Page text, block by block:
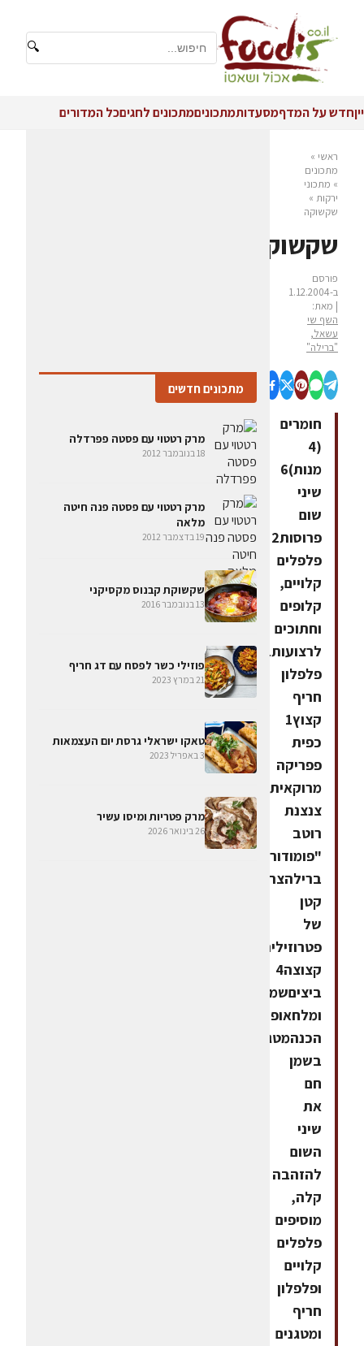
🔍
ייןחדש על המדףמסעדותמתכוניםמתכונים לחגיםכל המדורים
ראשי »
מתכונים
» מתכוני
ירקות »
שקשוקה
שקשוקה
פורסם
ב-1.12.2004
| מאת:
השף שי
עשאל,
"ברילה"
חומרים
(4
מנות)6
שיני
שום
פרוסות2
פלפלים
קלויים,
קלופים
וחתוכים
לרצועות1
פלפלון
חריף
קצוץ1
כפית
פפריקה
צנצנת
רוטב
"פומודורו"
ברילהצרור
קטן
של
פטרוזיליה
קצוצה4
ביציםשמן
ומלחאופן
הכנהמטגנים
בשמן
חם
את
שיני
השום
להזהבה
קלה,
מוסיפים
פלפלים
קלויים
ופלפלון
חריף
ומטגנים
מתכונים חדשים
מרק רטטוי עם פסטה פפרדלה
18 בנובמבר 2012
מרק רטטוי עם פסטה פנה חיטה
מלאה
19 בדצמבר 2012
שקשוקת קבנוס מקסיקני
13 בנובמבר 2016
פוזילי כשר לפסח עם דג חריף
21 במרץ 2023
טאקו ישראלי גרסת יום העצמאות
3 באפריל 2023
מרק פטריות ומיסו עשיר
26 בינואר 2026